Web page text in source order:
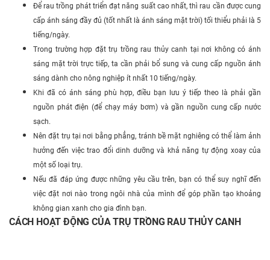
Để rau trồng phát triển đạt năng suất cao nhất, thì rau cần được cung
cấp ánh sáng đầy đủ (tốt nhất là ánh sáng mặt trời) tối thiểu phải là 5
tiếng/ngày.
Trong trường hợp đặt trụ trồng rau thủy canh tại nơi không có ánh
sáng mặt trời trực tiếp, ta cần phải bổ sung và cung cấp nguồn ánh
sáng dành cho nông nghiệp ít nhất 10 tiếng/ngày.
Khi đã có ánh sáng phù hợp, điều bạn lưu ý tiếp theo là phải gần
nguồn phát điện (để chạy máy bơm) và gần nguồn cung cấp nước
sạch.
Nên đặt trụ tại nơi bằng phẳng, tránh bề mặt nghiêng có thể làm ảnh
hưởng đến việc trao đổi dinh dưỡng và khả năng tự động xoay của
một số loại trụ.
Nếu đã đáp ứng được những yêu cầu trên, bạn có thể suy nghĩ đến
việc đặt nơi nào trong ngôi nhà của mình để góp phần tạo khoảng
không gian xanh cho gia đình bạn.
CÁCH HOẠT ĐỘNG CỦA TRỤ TRỒNG RAU THỦY CANH